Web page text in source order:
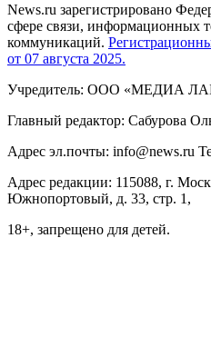
News.ru зарегистрировано
сфере связи, информационных
коммуникаций.
от 07 августа 2025.
Учредитель: ООО «МЕДИА
Главный редактор: Сабурова
Адрес эл.почты: info@news.ru
Адрес редакции: 115088, г.
Южнопортовый, д. 33, стр. 1,
18+, запрещено для детей.